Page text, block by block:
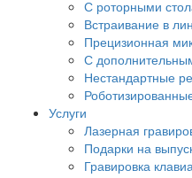
С роторными
Встраивание в
Прецизионная
С
Нестандартные
Услуги
Лазерная
Подарки на
Гравировка